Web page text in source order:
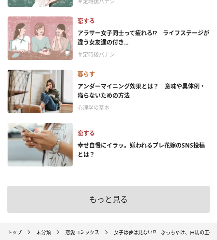
恋する
アラサー女子同士って疲れる⁉ ライフステージが
違う女友達の付き...
＃定時後バナシ
暮らす
アンダーマイニング効果とは？ 意味や具体例・
陥らないための方法
心理学の基本
恋する
幸せ自慢にイラッ。嫌われるプレ花嫁のSNS投稿
とは？
もっと見る
トップ 未分類 恋愛コミックス 女子は夢は見ない!? ぶっちゃけ、白馬の王